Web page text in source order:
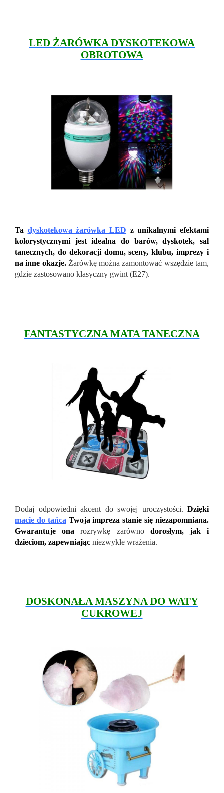
LED ŻARÓWKA DYSKOTEKOWA
OBROTOWA
Ta dyskotekowa żarówka LED z unikalnymi efektami
kolorystycznymi jest idealna do barów, dyskotek, sal
tanecznych, do dekoracji domu, sceny, klubu, imprezy i
na inne okazje. Żarówkę można zamontować wszędzie tam,
gdzie zastosowano klasyczny gwint (E27).
FANTASTYCZNA MATA TANECZNA
Dodaj odpowiedni akcent do swojej uroczystości. Dzięki
macie do tańca Twoja impreza stanie się niezapomniana.
Gwarantuje ona
rozrywkę zarówno dorosłym, jak i
dzieciom, zapewniając niezwykłe wrażenia.
DOSKONAŁA MASZYNA DO WATY
CUKROWEJ